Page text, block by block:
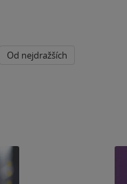
Od nejdražších